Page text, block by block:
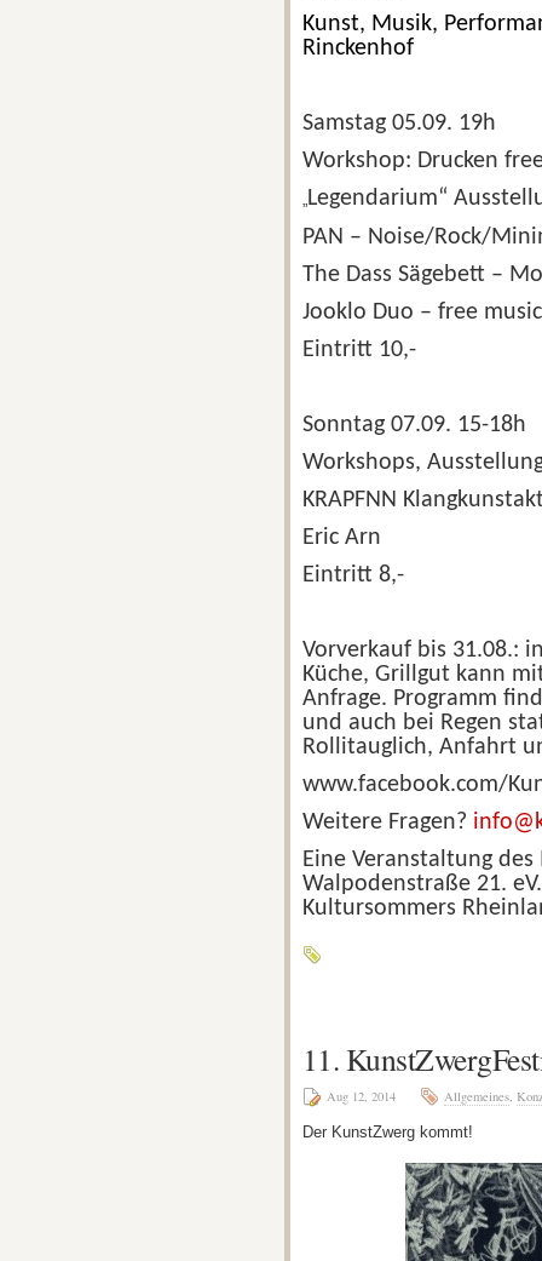
Kunst, Musik,
Rinckenhof
Samstag 05.09. 19h
Workshop: Drucken
Legendarium“
PAN – Noise/Rock/
The Dass Sägebett –
Jooklo Duo – free music
Eintritt 10,-
Sonntag 07.09. 15-18h
Workshops,
KRAPFNN
Eric Arn
Eintritt 8,-
Vorverkauf bis 31.08.:
Küche, Grillgut kann
Anfrage. Programm
und auch bei Regen
Rollitauglich, Anfahrt
www.facebook.com/
Weitere Fragen?
Eine Veranstaltung
Walpodenstraße 21.
Kultursommers
11.
Aug 12, 2014 Allgemeines
Der KunstZwerg kommt!